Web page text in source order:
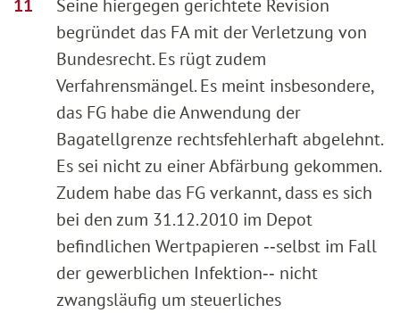
Seine hiergegen gerichtete Revision
begründet das FA mit der Verletzung von
Bundesrecht. Es rügt zudem
Verfahrensmängel. Es meint insbesondere,
das FG habe die Anwendung der
Bagatellgrenze rechtsfehlerhaft abgelehnt.
Es sei nicht zu einer Abfärbung gekommen.
Zudem habe das FG verkannt, dass es sich
bei den zum 31.12.2010 im Depot
befindlichen Wertpapieren ‑‑selbst im Fall
der gewerblichen Infektion‑‑ nicht
zwangsläufig um steuerliches